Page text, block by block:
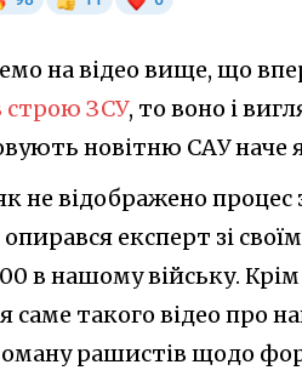
на відео вище, що
строю ЗСУ, то воно і
новітню САУ наче
не відображено
експерт зі
в нашому війську.
саме такого відео про
оману рашистів щодо